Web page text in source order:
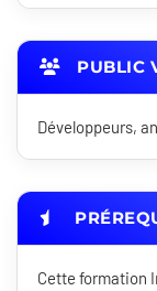
PUBLIC
Développeurs,
Cette formation